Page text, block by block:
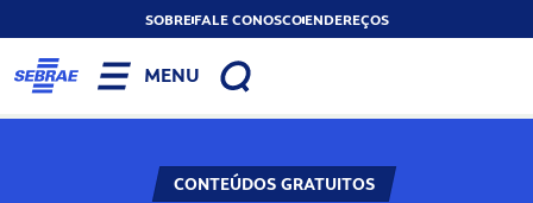
SOBREFALE CONOSCOENDEREÇOS
MENU
CONTEÚDOS GRATUITOS